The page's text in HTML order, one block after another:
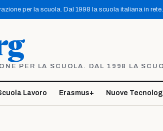
per la scuola. Dal 1998 la scuola italiana in rete.
PER LA SCUOLA. DAL 1998 LA
Lavoro Erasmus+ Nuove